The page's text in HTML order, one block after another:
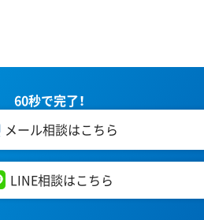
60秒で完了！
メール相談はこちら
LINE相談はこちら